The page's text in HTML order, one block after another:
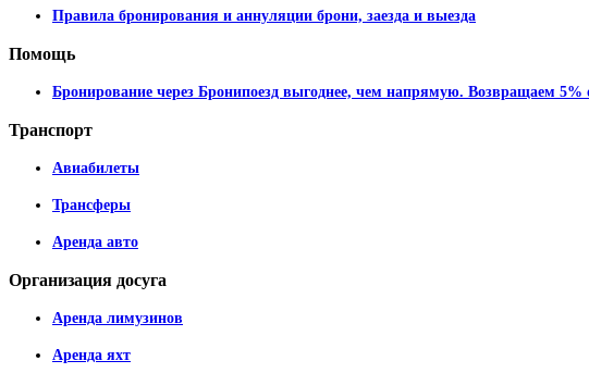
Правила бронирования и аннуляции брони, заезда и выезда
Помощь
Бронирование через Бронипоезд выгоднее, чем напрямую. Возвращаем 5%
Транспорт
Авиабилеты
Трансферы
Аренда авто
Организация досуга
Аренда лимузинов
Аренда яхт